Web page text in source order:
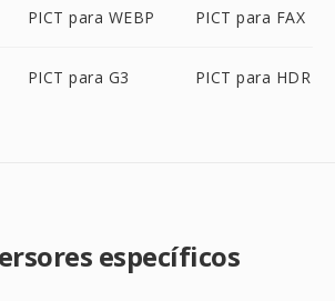
PICT para WEBP PICT para FAX
PICT para G3 PICT para HDR
específicos